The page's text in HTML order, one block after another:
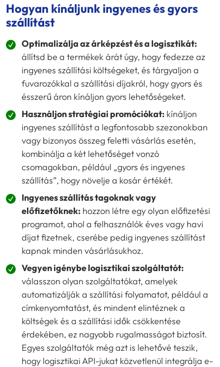
Hogyan kínáljunk ingyenes és gyors
szállítást
Optimalizálja az árképzést és a logisztikát:
állítsd be a termékek árát úgy, hogy fedezze az
ingyenes szállítási költségeket, és tárgyaljon a
fuvarozókkal a szállítási díjakról, hogy gyors és
ésszerű áron kínáljon gyors lehetőségeket.
Használjon stratégiai promóciókat: kínáljon
ingyenes szállítást a legfontosabb szezonokban
vagy bizonyos összeg feletti vásárlás esetén,
kombinálja a két lehetőséget vonzó
csomagokban, például „gyors és ingyenes
szállítás”, hogy növelje a kosár értékét.
Ingyenes szállítás tagoknak vagy
előfizetőknek: hozzon létre egy olyan előfizetési
programot, ahol a felhasználók éves vagy havi
díjat fizetnek, cserébe pedig ingyenes szállítást
kapnak minden vásárlásukhoz.
Vegyen igénybe logisztikai szolgáltatót:
válasszon olyan szolgáltatókat, amelyek
automatizálják a szállítási folyamatot, például a
címkenyomtatást, és mindent elintéznek a
költségek és a szállítási idők csökkentése
érdekében, ez nagyobb rugalmasságot biztosít.
Egyes szolgáltatók még azt is lehetővé teszik,
hogy logisztikai API-jukat közvetlenül integrálja e-